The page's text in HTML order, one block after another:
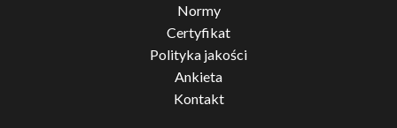
Normy
Certyfikat
Polityka jakości
Ankieta
Kontakt